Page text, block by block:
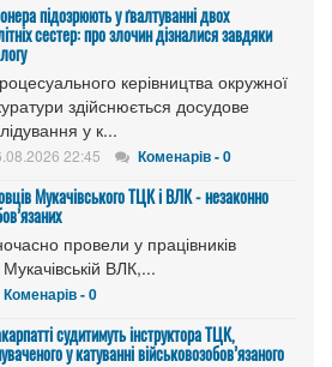
підозрюють у ґвалтуванні двох
сестер: про злочин дізналися завдяки
керівництва окружної
здійснюється досудове
у к...
22:45 Коменарів - 0
Мукачівського ТЦК і ВЛК - незаконно
провели у працівників
ВЛК,...
Коменарів - 0
судитимуть інструктора ТЦК,
у катуванні військовозобов’язаного